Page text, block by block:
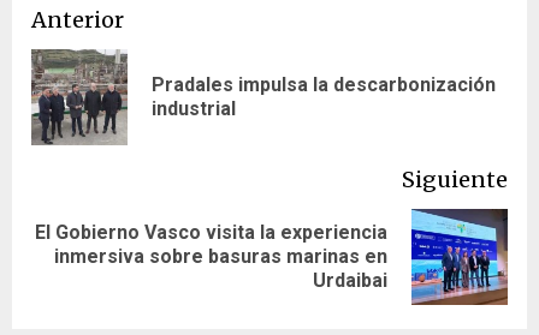
Navegación
de
entradas
Anterior
Pradales impulsa la descarbonización
industrial
Siguiente
Siguiente
El Gobierno Vasco visita la experiencia
inmersiva sobre basuras marinas en
Urdaibai